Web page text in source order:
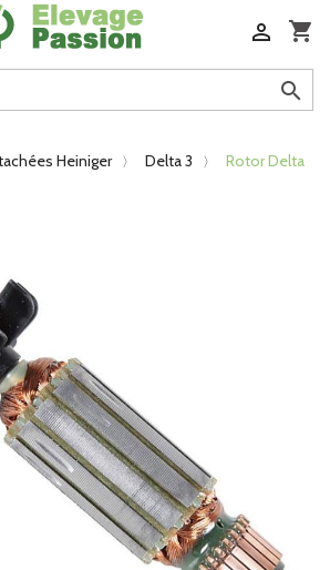
shopping_cart


Heiniger Delta 3
Rotor Delta